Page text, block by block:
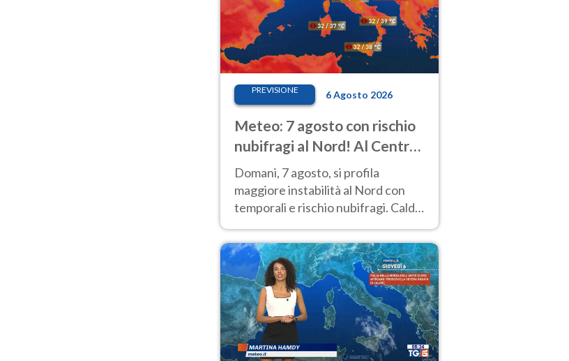
PREVISIONE 6 Agosto 2026
Meteo: 7 agosto con rischio
nubifragi al Nord! Al Centro-
Sud caldo estremo
Domani, 7 agosto, si profila
maggiore instabilità al Nord con
temporali e rischio nubifragi. Caldo
previsioni.